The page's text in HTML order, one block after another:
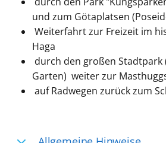
und zum Götaplatsen
Weiterfahrt zur Freizeit im
Haga
durch den großen Stadtpark
Garten) weiter zur
auf Radwegen zurück zum